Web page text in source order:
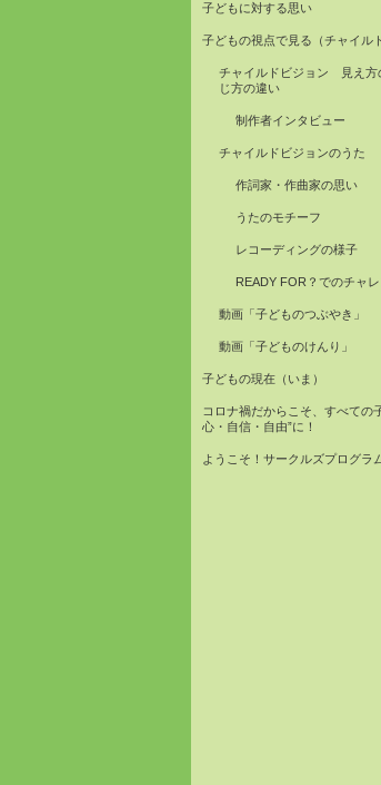
子どもに対する思い
子どもの視点で見る（チャイル
チャイルドビジョン 見え方
じ方の違い
制作者インタビュー
チャイルドビジョンのうた
作詞家・作曲家の思い
うたのモチーフ
レコーディングの様子
READY FOR？でのチャ
動画「子どものつぶやき」
動画「子どものけんり」
子どもの現在（いま）
コロナ禍だからこそ、すべての
心・自信・自由”に！
ようこそ！サークルズプログラ